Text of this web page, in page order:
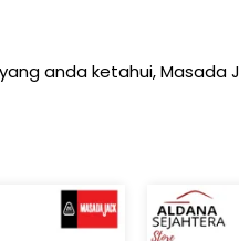
anda ketahui,